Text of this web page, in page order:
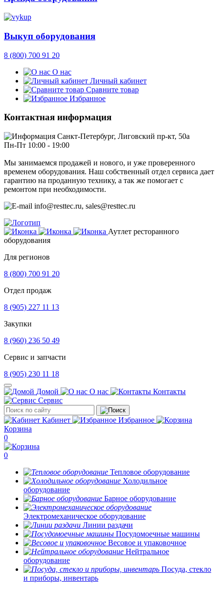
Выкуп оборудования
8 (800) 700 91 20
О нас
Личный кабинет
Сравните товар
Избранное
Контактная информация
Санкт-Петербург, Лиговский пр-кт, 50а
Пн-Пт 10:00 - 19:00
Мы занимаемся продажей и нового, и уже проверенного
временем оборудования. Наш собственный отдел сервиса дает
гарантию на проданную технику, а так же помогает с
ремонтом при необходимости.
info@resttec.ru, sales@resttec.ru
Аутлет ресторанного
оборудования
Для регионов
8 (800) 700 91 20
Отдел продаж
8 (905) 227 11 13
Закупки
8 (960) 236 50 49
Сервис и запчасти
8 (905) 230 11 18
Домой О нас
Контакты
Сервис
Кабинет
Избранное
Корзина
0
0
Тепловое оборудование
Холодильное
оборудование
Барное оборудование
Электромеханическое оборудование
Линии раздачи
Посудомоечные машины
Весовое и упаковочное
Нейтральное
оборудование
Посуда, стекло
и приборы, инвентарь